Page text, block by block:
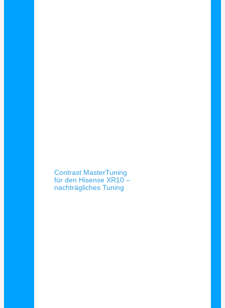
Contrast MasterTuning
für den Hisense XR10 –
nachträgliches Tuning